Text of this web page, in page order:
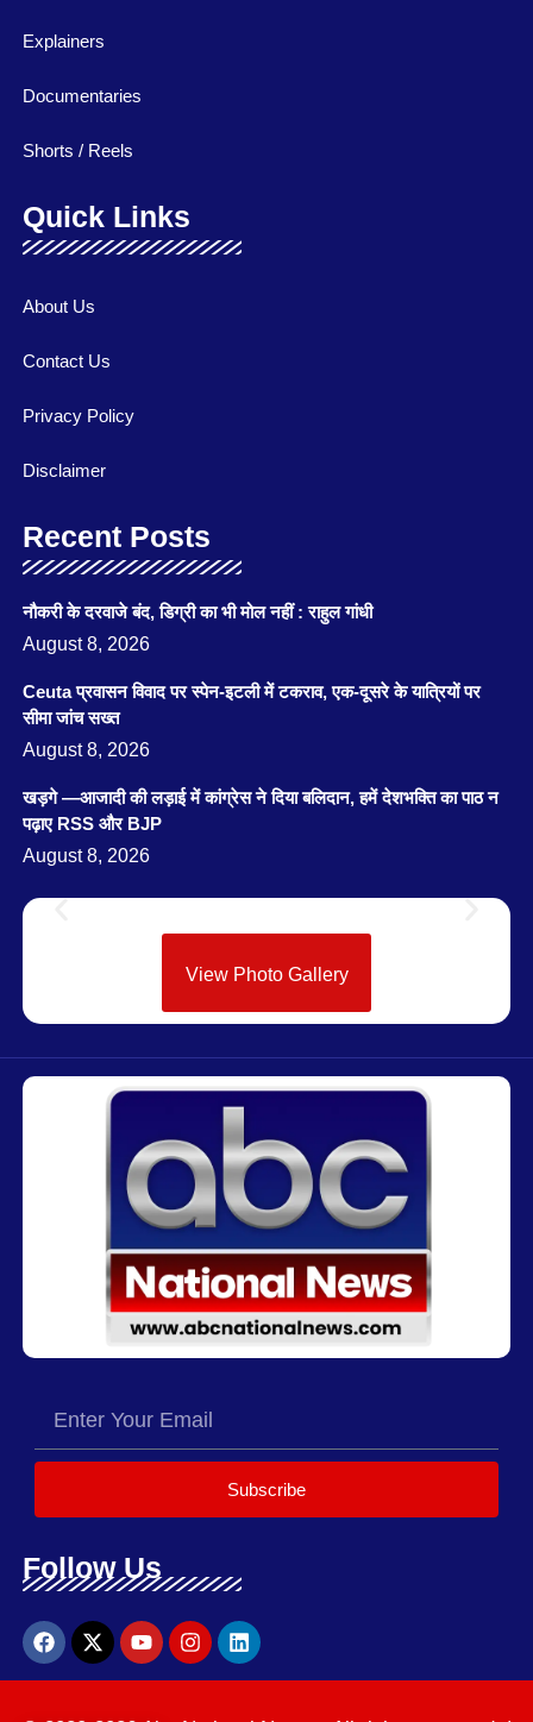
Explainers
Documentaries
Shorts / Reels
Quick Links
About Us
Contact Us
Privacy Policy
Disclaimer
Recent Posts
नौकरी के दरवाजे बंद, डिग्री का भी मोल नहीं : राहुल गांधी
August 8, 2026
Ceuta प्रवासन विवाद पर स्पेन-इटली में टकराव, एक-दूसरे के यात्रियों पर
सीमा जांच सख्त
August 8, 2026
खड़गे —आजादी की लड़ाई में कांग्रेस ने दिया बलिदान, हमें देशभक्ति का पाठ न
पढ़ाए RSS और BJP
August 8, 2026
View Photo Gallery
Subscribe
Follow Us